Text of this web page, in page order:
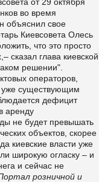
во время
объяснил свое
Киевсовета Олесь
что это просто
глава киевской
решении".
операторов,
уже существующим
дефицит
аренду
не будет превышать
объектов, скорее
киевские власти уже
широкую огласку – и
и сейчас не
розничной и